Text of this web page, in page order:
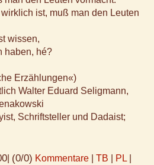
ist, muß man den Leuten
wissen,
haben, hé?
Erzählungen«)
Walter Eduard Seligmann,
Schriftsteller und Dadaist;
(0/0) Kommentare TB PL